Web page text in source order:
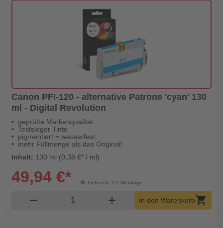
Canon PFI-120 - alternative Patrone 'cyan' 130
ml - Digital Revolution
geprüfte Markenqualität
Testsieger Tinte
pigmentiert = wasserfest
mehr Füllmenge als das Original!
Inhalt: 130 ml (0,38 €* / ml)
Lieferzeit: 1-2 Werktage
49,94 €*
remove Produkt Warenkorb Menge
add In den Warenkorbshopping_cart